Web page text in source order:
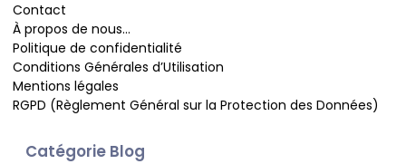
Contact
À propos de nous…
Politique de confidentialité
Conditions Générales d’Utilisation
Mentions légales
RGPD (Règlement Général sur la Protection des Données)
Catégorie Blog